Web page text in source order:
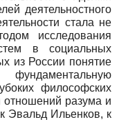
деятельностного
стала не
исследования
в социальных
из России понятие
фундаментальную
философских
разума и
Эвальд Ильенков, к